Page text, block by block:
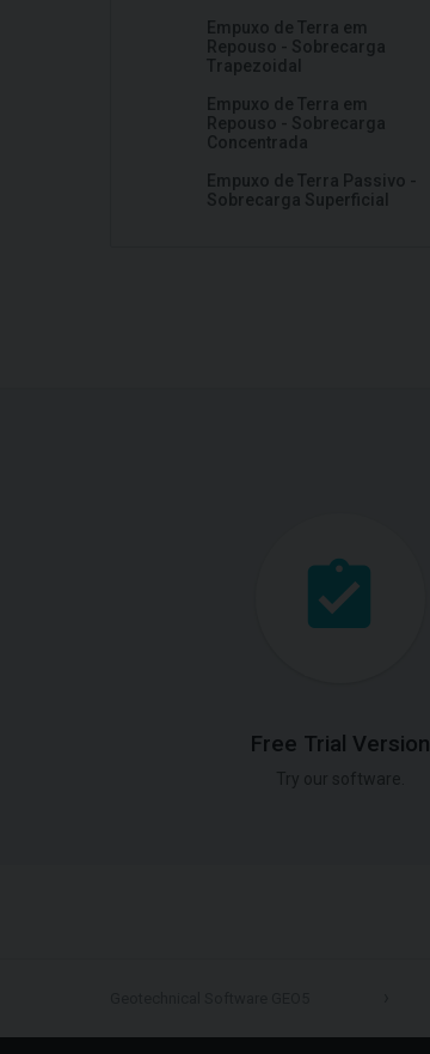
Empuxo de Terra em
Repouso - Sobrecarga
Trapezoidal
Empuxo de Terra em
Repouso - Sobrecarga
Concentrada
Empuxo de Terra Passivo -
Sobrecarga Superficial
Free Trial Version